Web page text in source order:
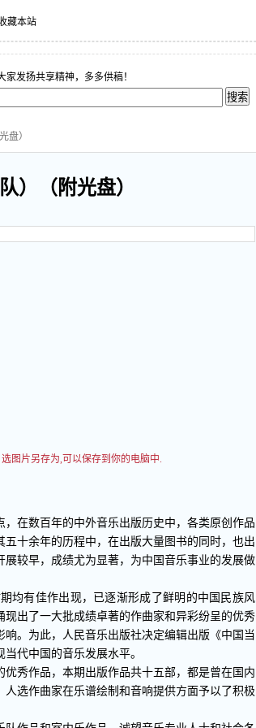
藏本站
发扬共享精神，多多供稿！
盘）
）（附光盘）
图片另存为,可以保存到你的电脑中.
在数百年的中外音乐出版历史中，各类原创作品
十余年的历程中，在出版大量图书的同时，也出
较早，成绩尤为显著，为中国音乐事业的发展做
均有佳作出现，已逐渐形成了鲜明的中国民族风
出了一大批成绩卓著的作曲家和异彩纷呈的优秀
。为此，人民音乐出版社决定编辑出版《中国当
代中国的音乐发展水平。
秀作品，本期出版作品共十五部，都是曾在国内
选作曲家在乐谱绘制和音响提供方面予以了积极